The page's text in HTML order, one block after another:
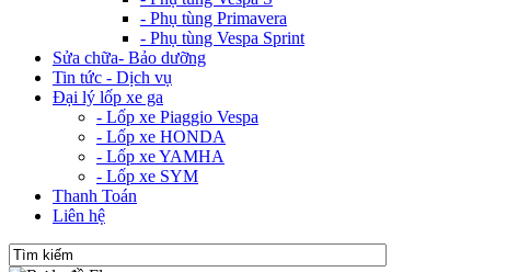
- Phụ tùng Primavera
- Phụ tùng Vespa Sprint
Sửa chữa- Bảo dưỡng
Tin tức - Dịch vụ
Đại lý lốp xe ga
- Lốp xe Piaggio Vespa
- Lốp xe HONDA
- Lốp xe YAMHA
- Lốp xe SYM
Thanh Toán
Liên hệ